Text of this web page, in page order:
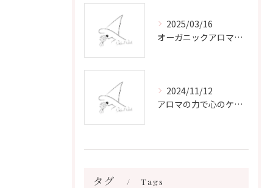
2025/03/16
オーガニックアロマで心と体を癒す
2024/11/12
アロマの力で心のケアをする方法
タグ Tags